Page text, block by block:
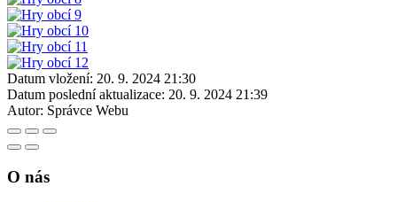
Datum vložení: 20. 9. 2024 21:30
Datum poslední aktualizace: 20. 9. 2024 21:39
Autor: Správce Webu
O nás